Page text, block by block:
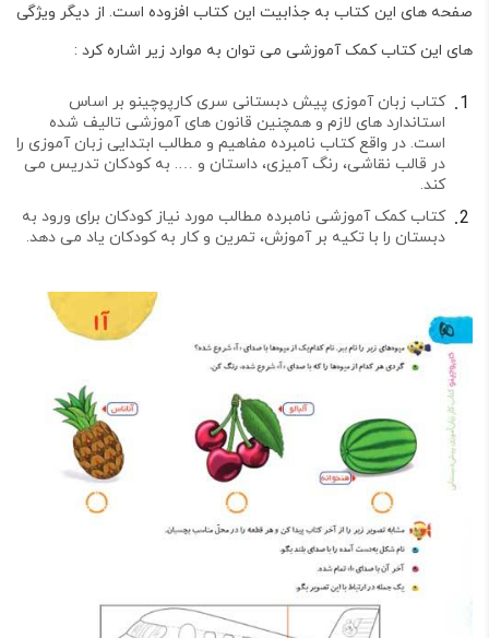
صفحه های این کتاب به جذابیت این کتاب افزوده است. از دیگر ویژگی
های این کتاب کمک آموزشی می توان به موارد زیر اشاره کرد :
کتاب زبان آموزی پیش دبستانی سری کارپوچینو بر اساس
استاندارد های لازم و همچنین قانون های آموزشی تالیف شده
است. در واقع کتاب نامبرده مفاهیم و مطالب ابتدایی زبان آموزی را
در قالب نقاشی، رنگ آمیزی، داستان و …. به کودکان تدریس می
کند.
کتاب کمک آموزشی نامبرده مطالب مورد نیاز کودکان برای ورود به
دبستان را با تکیه بر آموزش، تمرین و کار به کودکان یاد می دهد.